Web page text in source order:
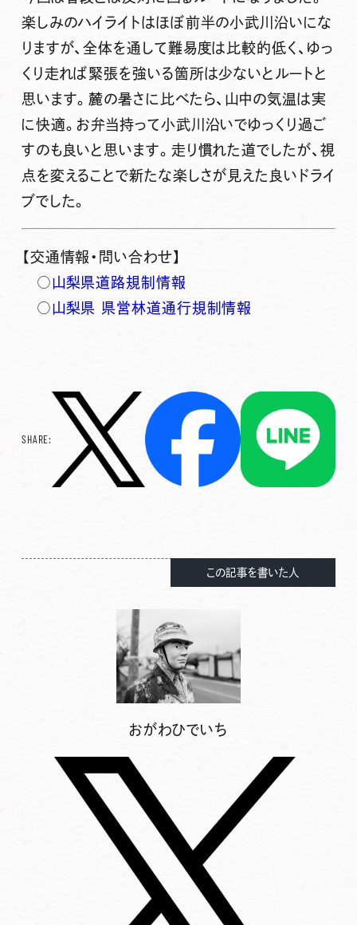
楽しみのハイライトはほぼ前半の小武川沿いにな
りますが、全体を通して難易度は比較的低く、ゆっ
くり走れば緊張を強いる箇所は少ないとルートと
思います。麓の暑さに比べたら、山中の気温は実
に快適。お弁当持って小武川沿いでゆっくり過ご
すのも良いと思います。走り慣れた道でしたが、視
点を変えることで新たな楽しさが見えた良いドライ
ブでした。
【交通情報・問い合わせ】
○山梨県道路規制情報
○山梨県 県営林道通行規制情報
SHARE:
この記事を書いた人
おがわひでいち